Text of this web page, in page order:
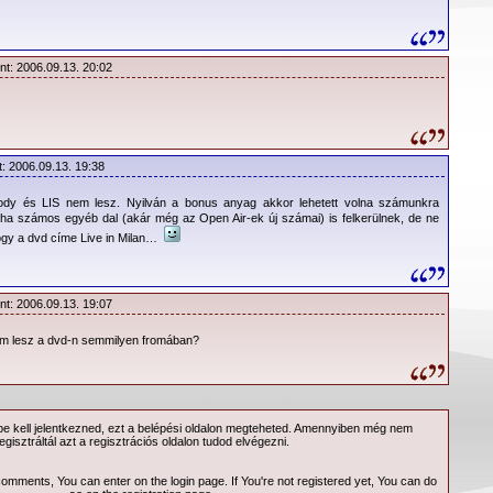
Jesus. Szintén kellemes meglepetés volt, hogy az A Question
jól működnek az örökzöldek. Sőt, még az is kiderül, hogy
önmagához képest aktív közreműködő több dalban is. A
maradunk le, arról nem beszélve, hogy Martin énekelte
mindig különlegesek.
lemez
a Touring
kár,
Ezen a
bejelentő
valamint
természetes, hogy minden
albummal és turnéval újabb
2006.09.13. 20:02
2006.09.13. 19:38
és LIS nem lesz. Nyilván a bonus anyag akkor lehetett volna számunkra
számos egyéb dal (akár még az Open Air-ek új számai) is felkerülnek, de ne
a dvd címe Live in Milan…
2006.09.13. 19:07
lesz a dvd-n semmilyen fromában?
kell jelentkezned, ezt a belépésioldalon megteheted. Amennyiben még nem
azt a regisztrációs oldalon tudod elvégezni.
You can enter on the login page . If You're not registered yet, You can do